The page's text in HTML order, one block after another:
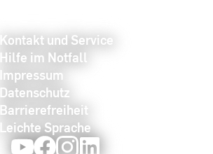
Kontakt und Service
Hilfe im Notfall
Impressum
Datenschutz
Barrierefreiheit
Leichte Sprache
YoutubeFacebookInstagram